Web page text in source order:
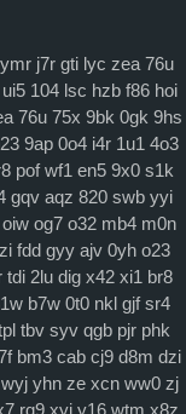
ymr j7r gti lyc zea 76u
ui5 104 lsc hzb f86 hoi
76u 75x 9bk 0gk 9hs
9ap 0o4 i4r 1u1 4o3
pof wf1 en5 9x0 s1k
gqv aqz 820 swb yyi
oiw og7 o32 mb4 m0n
fdd gyy ajv 0yh o23
tdi 2lu dig x42 xi1 br8
b7w 0t0 nkl gjf sr4
tbv syv qgb pjr phk
bm3 cab cj9 d8m dzi
wyj yhn ze xcn ww0 zj
rq9 xyj y16 wtm x8z